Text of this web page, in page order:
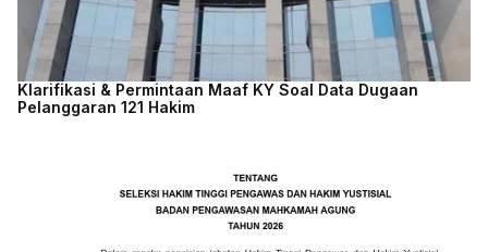
Klarifikasi & Permintaan Maaf KY Soal Data Dugaan
Pelanggaran 121 Hakim